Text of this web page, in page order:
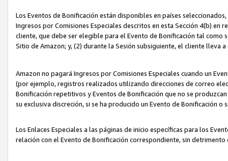
Los Eventos de Bonificación están disponibles en países
Ingresos por Comisiones Especiales descritos en esta Sección 4(b) en
cliente, que debe ser elegible para el Evento de Bonificación tal como
Sitio de Amazon; y, (2) durante la Sesión subsiguiente, el cliente lleva
Amazon no pagará Ingresos por Comisiones Especiales cuando un
(por ejemplo, registros realizados utilizando direcciones de correo
Bonificación repetitivos y Eventos de Bonificación que no se
su exclusiva discreción, si se ha producido un Evento de Bonificación
Los Enlaces Especiales a las páginas de inicio específicas para los
relación con el Evento de Bonificación correspondiente, sin